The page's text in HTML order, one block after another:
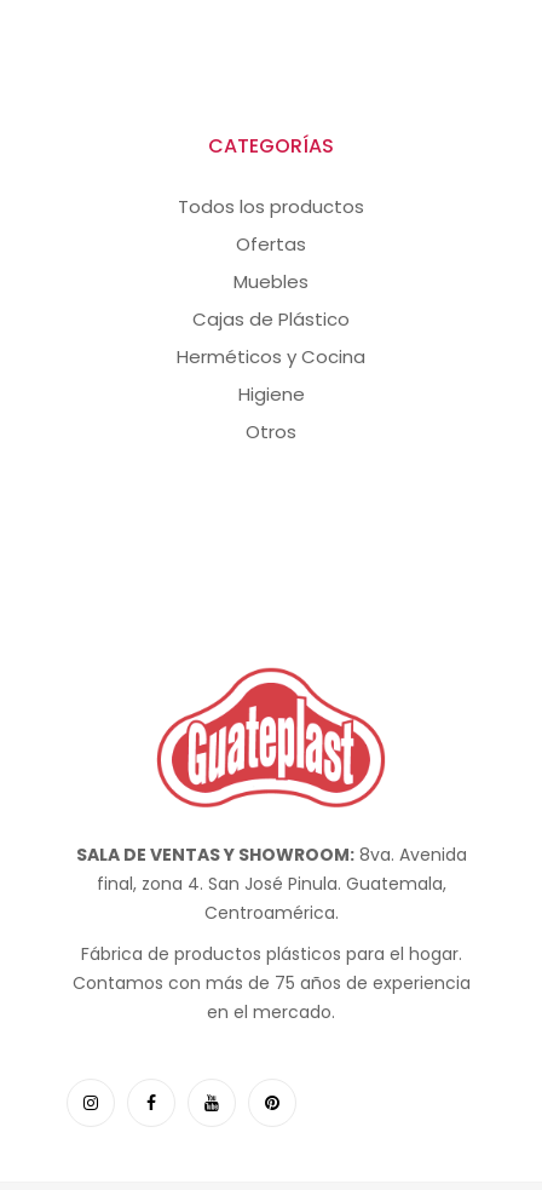
CATEGORÍAS
Todos los productos
Ofertas
Muebles
Cajas de Plástico
Herméticos y Cocina
Higiene
Otros
SALA DE VENTAS Y SHOWROOM:8va. Avenida
final, zona 4. San José Pinula. Guatemala,
Centroamérica.
Fábrica de productos plásticos para el hogar.
Contamos con más de 75 años de experiencia
en el mercado.